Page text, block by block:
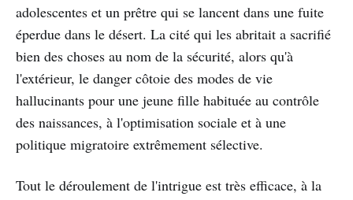
adolescentes et un prêtre qui se lancent dans une fuite
éperdue dans le désert. La cité qui les abritait a sacrifié
bien des choses au nom de la sécurité, alors qu'à
l'extérieur, le danger côtoie des modes de vie
hallucinants pour une jeune fille habituée au contrôle
des naissances, à l'optimisation sociale et à une
politique migratoire extrêmement sélective.
Tout le déroulement de l'intrigue est très efficace, à la